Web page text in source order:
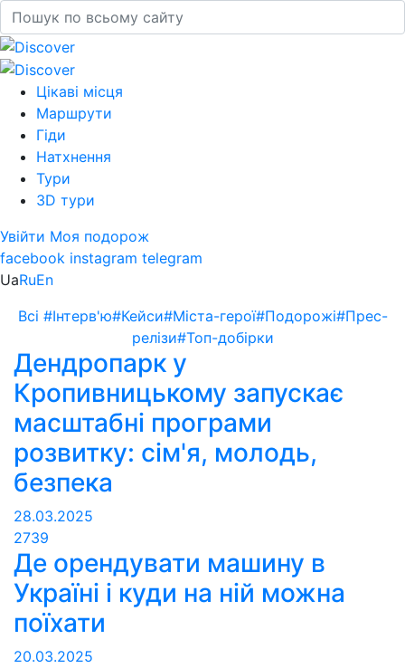
Цікаві місця
Маршрути
Гіди
Натхнення
Тури
3D тури
Увійти Моя подорож
facebook instagram telegram
UaRuEn
Всі #Інтерв'ю#Кейси#Міста-герої#Подорожі#Прес-
релізи#Топ-добірки
Дендропарк у
Кропивницькому запускає
масштабні програми
розвитку: сім'я, молодь,
безпека
28.03.2025
2739
Де орендувати машину в
Україні і куди на ній можна
поїхати
20.03.2025